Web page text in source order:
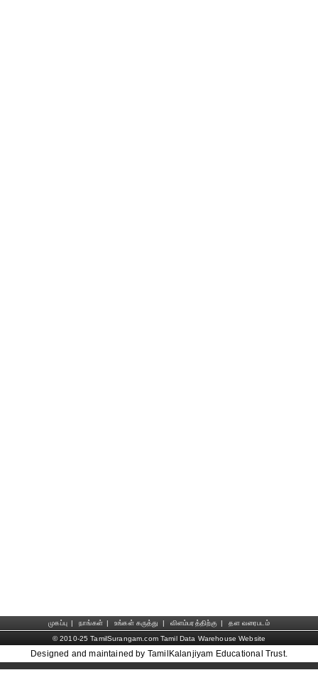
முகப்பு | நாங்கள் | உங்கள் கருத்து | விளம்பரத்திற்கு |
தள வரைபடம்
© 2010-25 TamilSurangam.com Tamil Data Warehouse Website
Designed and maintained by TamilKalanjiyam Educational Trust.